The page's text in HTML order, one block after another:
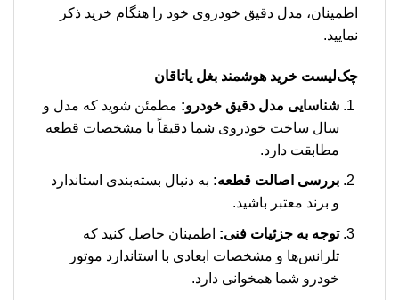
اطمینان، مدل دقیق خودروی خود را هنگام خرید ذکر
نمایید.
چک‌لیست خرید هوشمند بغل یاتاقان
شناسایی مدل دقیق خودرو: مطمئن شوید که مدل و
سال ساخت خودروی شما دقیقاً با مشخصات قطعه
مطابقت دارد.
بررسی اصالت قطعه: به دنبال بسته‌بندی استاندارد
و برند معتبر باشید.
توجه به جزئیات فنی: اطمینان حاصل کنید که
تلرانس‌ها و مشخصات ابعادی با استاندارد موتور
خودرو شما همخوانی دارد.